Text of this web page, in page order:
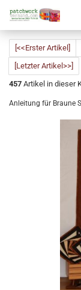
[<<Erster Artikel]
[Letzter Artikel>>]
457 Artikel in dieser
Anleitung für Braune